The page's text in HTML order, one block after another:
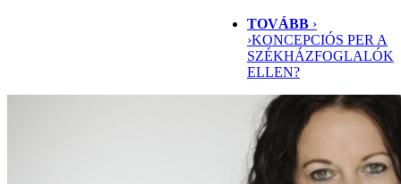
TOVÁBB ›
›KONCEPCIÓS PER A
SZÉKHÁZFOGLALÓK
ELLEN?